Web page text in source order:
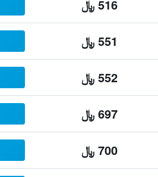
516 ﷼
551 ﷼
552 ﷼
697 ﷼
700 ﷼